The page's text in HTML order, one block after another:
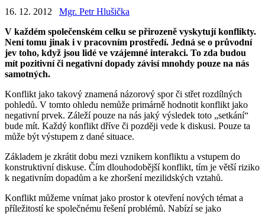
16. 12. 2012
Mgr. Petr Hlušička
V každém společenském celku se přirozeně vyskytují konflikty.
Není tomu jinak i v pracovním prostředí. Jedná se o průvodní
jev toho, když jsou lidé ve vzájemné interakci. To zda budou
mít pozitivní či negativní dopady závisí mnohdy pouze na nás
samotných.
Konflikt jako takový znamená názorový spor či střet rozdílných
pohledů. V tomto ohledu nemůže primárně hodnotit konflikt jako
negativní prvek. Záleží pouze na nás jaký výsledek toto „setkání“
bude mít. Každý konflikt dříve či později vede k diskusi. Pouze ta
může být výstupem z dané situace.
Základem je zkrátit dobu mezi vznikem konfliktu a vstupem do
konstruktivní diskuse. Čím dlouhodobější konflikt, tím je větší riziko
k negativním dopadům a ke zhoršení mezilidských vztahů.
Konflikt můžeme vnímat jako prostor k otevření nových témat a
příležitostí ke společnému řešení problémů. Nabízí se jako